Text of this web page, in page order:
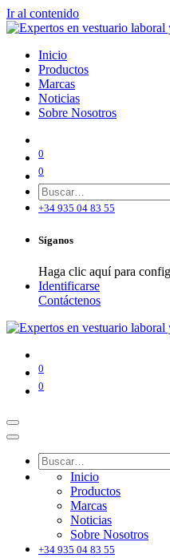
Ir al contenido
Inicio
Productos
Marcas
Noticias
Sobre Nosotros
0
0
+34 935 04 83 55
Síganos
Haga clic aquí para
Identificarse
Contáctenos
0
0
Inicio
Productos
Marcas
Noticias
Sobre Nosotros
+34 935 04 83 55